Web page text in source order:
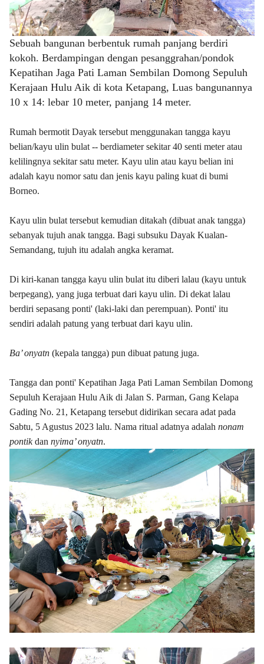
Sebuah bangunan berbentuk rumah panjang berdiri
kokoh. Berdampingan dengan pesanggrahan/pondok
Kepatihan Jaga Pati Laman Sembilan Domong Sepuluh
Kerajaan Hulu Aik di kota Ketapang, Luas bangunannya
10 x 14: lebar 10 meter, panjang 14 meter.
Rumah bermotit Dayak tersebut menggunakan tangga kayu
belian/kayu ulin bulat -- berdiameter sekitar 40 senti meter atau
kelilingnya sekitar satu meter. Kayu ulin atau kayu belian ini
adalah kayu nomor satu dan jenis kayu paling kuat di bumi
Borneo.
Kayu ulin bulat tersebut kemudian ditakah (dibuat anak tangga)
sebanyak tujuh anak tangga. Bagi subsuku Dayak Kualan-
Semandang, tujuh itu adalah angka keramat.
Di kiri-kanan tangga kayu ulin bulat itu diberi lalau (kayu untuk
berpegang), yang juga terbuat dari kayu ulin. Di dekat lalau
berdiri sepasang ponti' (laki-laki dan perempuan). Ponti' itu
sendiri adalah patung yang terbuat dari kayu ulin.
Ba’ onyatn(kepala tangga) pun dibuat patung juga.
Tangga dan ponti' Kepatihan Jaga Pati Laman Sembilan Domong
Sepuluh Kerajaan Hulu Aik di Jalan S. Parman, Gang Kelapa
Gading No. 21, Ketapang tersebut didirikan secara adat pada
Sabtu, 5 Agustus 2023 lalu. Nama ritual adatnya adalah nonam
pontikdan nyima’ onyatn.